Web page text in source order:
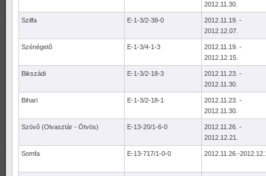
2012.11.30.
Szilfa E-1-3/2-38-0
2012.11.19. -
2012.12.07.
Szénégetõ E-1-3/4-1-3
2012.11.19. -
2012.12.15.
Bikszádi E-1-3/2-18-3
2012.11.23. -
2012.11.30.
Bihari E-1-3/2-18-1
2012.11.23. -
2012.11.30.
Szövõ (Olvasztár - Ötvös) E-13-20/1-6-0
2012.11.26. -
2012.12.21.
Somfa E-13-717/1-0-0 2012.11.26.-